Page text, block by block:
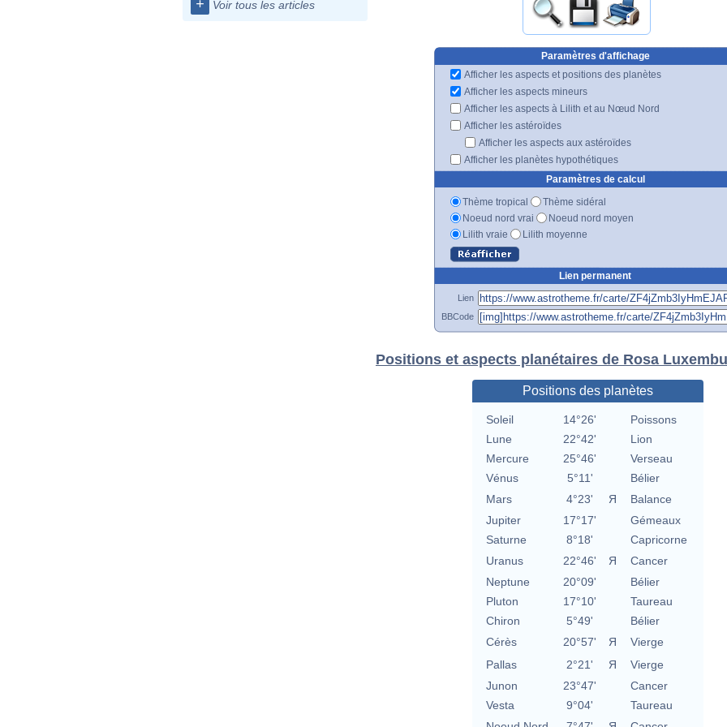
+ Voir tous les articles
Paramètres d'affichage
Afficher les aspects et positions des planètes
Afficher les aspects mineurs
Afficher les aspects à Lilith et au Nœud Nord
Afficher les astéroïdes
Afficher les aspects aux astéroïdes
Afficher les planètes hypothétiques
Paramètres de calcul
Thème tropical
Thème sidéral
Noeud nord vrai
Noeud nord moyen
Lilith vraie
Lilith moyenne
Lien permanent
Lien
BBCode
Positions et aspects planétaires de Rosa
Positions des planètes
Soleil 14°26'
Poissons
Lune
22°42'
Lion
Mercure
25°46'
Verseau
Vénus
5°11'
Bélier
Mars
4°23' Я
Balance
Jupiter
17°17'
Gémeaux
Saturne
8°18'
Capricorne
Uranus
22°46' Я
Cancer
Neptune
20°09'
Bélier
Pluton
17°10'
Taureau
Chiron
5°49'
Bélier
Cérès
20°57' Я
Vierge
Pallas
2°21' Я
Vierge
Junon
23°47'
Cancer
Vesta
9°04'
Taureau